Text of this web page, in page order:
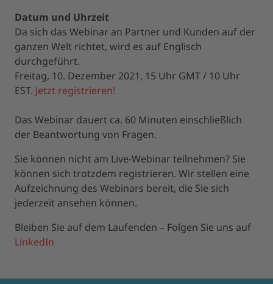
Datum und Uhrzeit
Da sich das Webinar an Partner und Kunden auf der
ganzen Welt richtet, wird es auf Englisch
durchgeführt.
Freitag, 10. Dezember 2021, 15 Uhr GMT / 10 Uhr
EST. Jetzt registrieren!
Das Webinar dauert ca. 60 Minuten einschließlich
der Beantwortung von Fragen.
Sie können nicht am Live-Webinar teilnehmen? Sie
können sich trotzdem registrieren. Wir stellen eine
Aufzeichnung des Webinars bereit, die Sie sich
jederzeit ansehen können.
Bleiben Sie auf dem Laufenden – Folgen Sie uns auf
LinkedIn